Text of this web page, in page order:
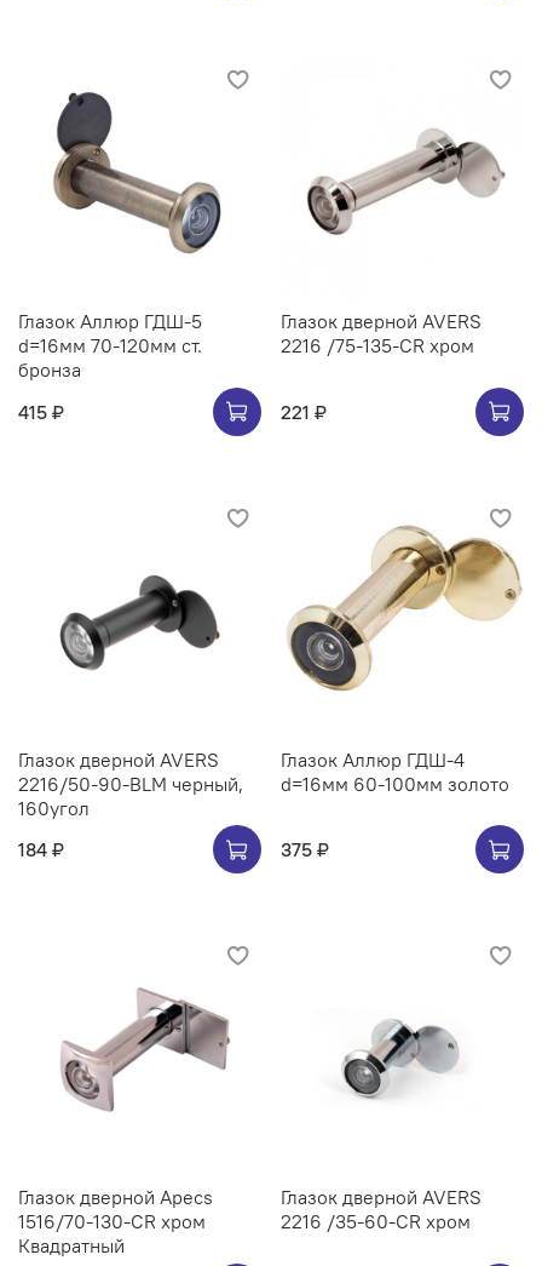
Глазок Аллюр ГДШ-5
d=16мм 70-120мм ст.
бронза
415 ₽
Глазок дверной AVERS
2216 /75-135-CR хром
221 ₽
Глазок дверной AVERS
2216/50-90-BLM черный,
160угол
184 ₽
Глазок Аллюр ГДШ-4
d=16мм 60-100мм золото
375 ₽
Глазок дверной Apecs
1516/70-130-CR хром
Квадратный
Глазок дверной AVERS
2216 /35-60-CR хром